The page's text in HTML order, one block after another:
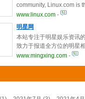
community, Linux.com is
central source for Linux
information, software,
documentation, how-tos
answers across the server,
desktop/netbook, mobile,
embedded areas.
www.linux.com -
明星网
本站专注于明星娱乐资讯
致力于报道全方位的明星
讯，提供粉丝明星互动交流
www.mingxing.com -